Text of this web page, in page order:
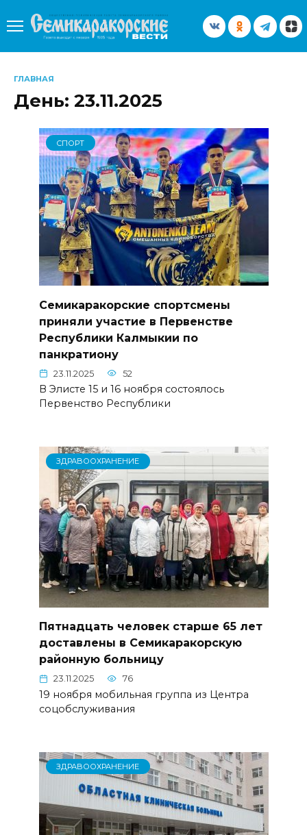
содержанию
ГЛАВНАЯ
День: 23.11.2025
СПОРТ
Семикаракорские спортсмены
приняли участие в Первенстве
Республики Калмыкии по
панкратиону
23.11.2025 52
В Элисте 15 и 16 ноября состоялось
Первенство Республики
ЗДРАВООХРАНЕНИЕ
Пятнадцать человек старше 65 лет
доставлены в Семикаракорскую
районную больницу
23.11.2025 76
19 ноября мобильная группа из Центра
соцобслуживания
ЗДРАВООХРАНЕНИЕ